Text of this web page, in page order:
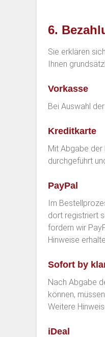
6.
Sie erklären
Ihnen
Vorkasse
Bei Auswahl
Kreditkarte
Mit Abgabe
durchgeführt
PayPal
Im
dort registriert
fordern wir
Hinweise
Sofort by
Nach Abgabe
können,
Weitere
iDeal